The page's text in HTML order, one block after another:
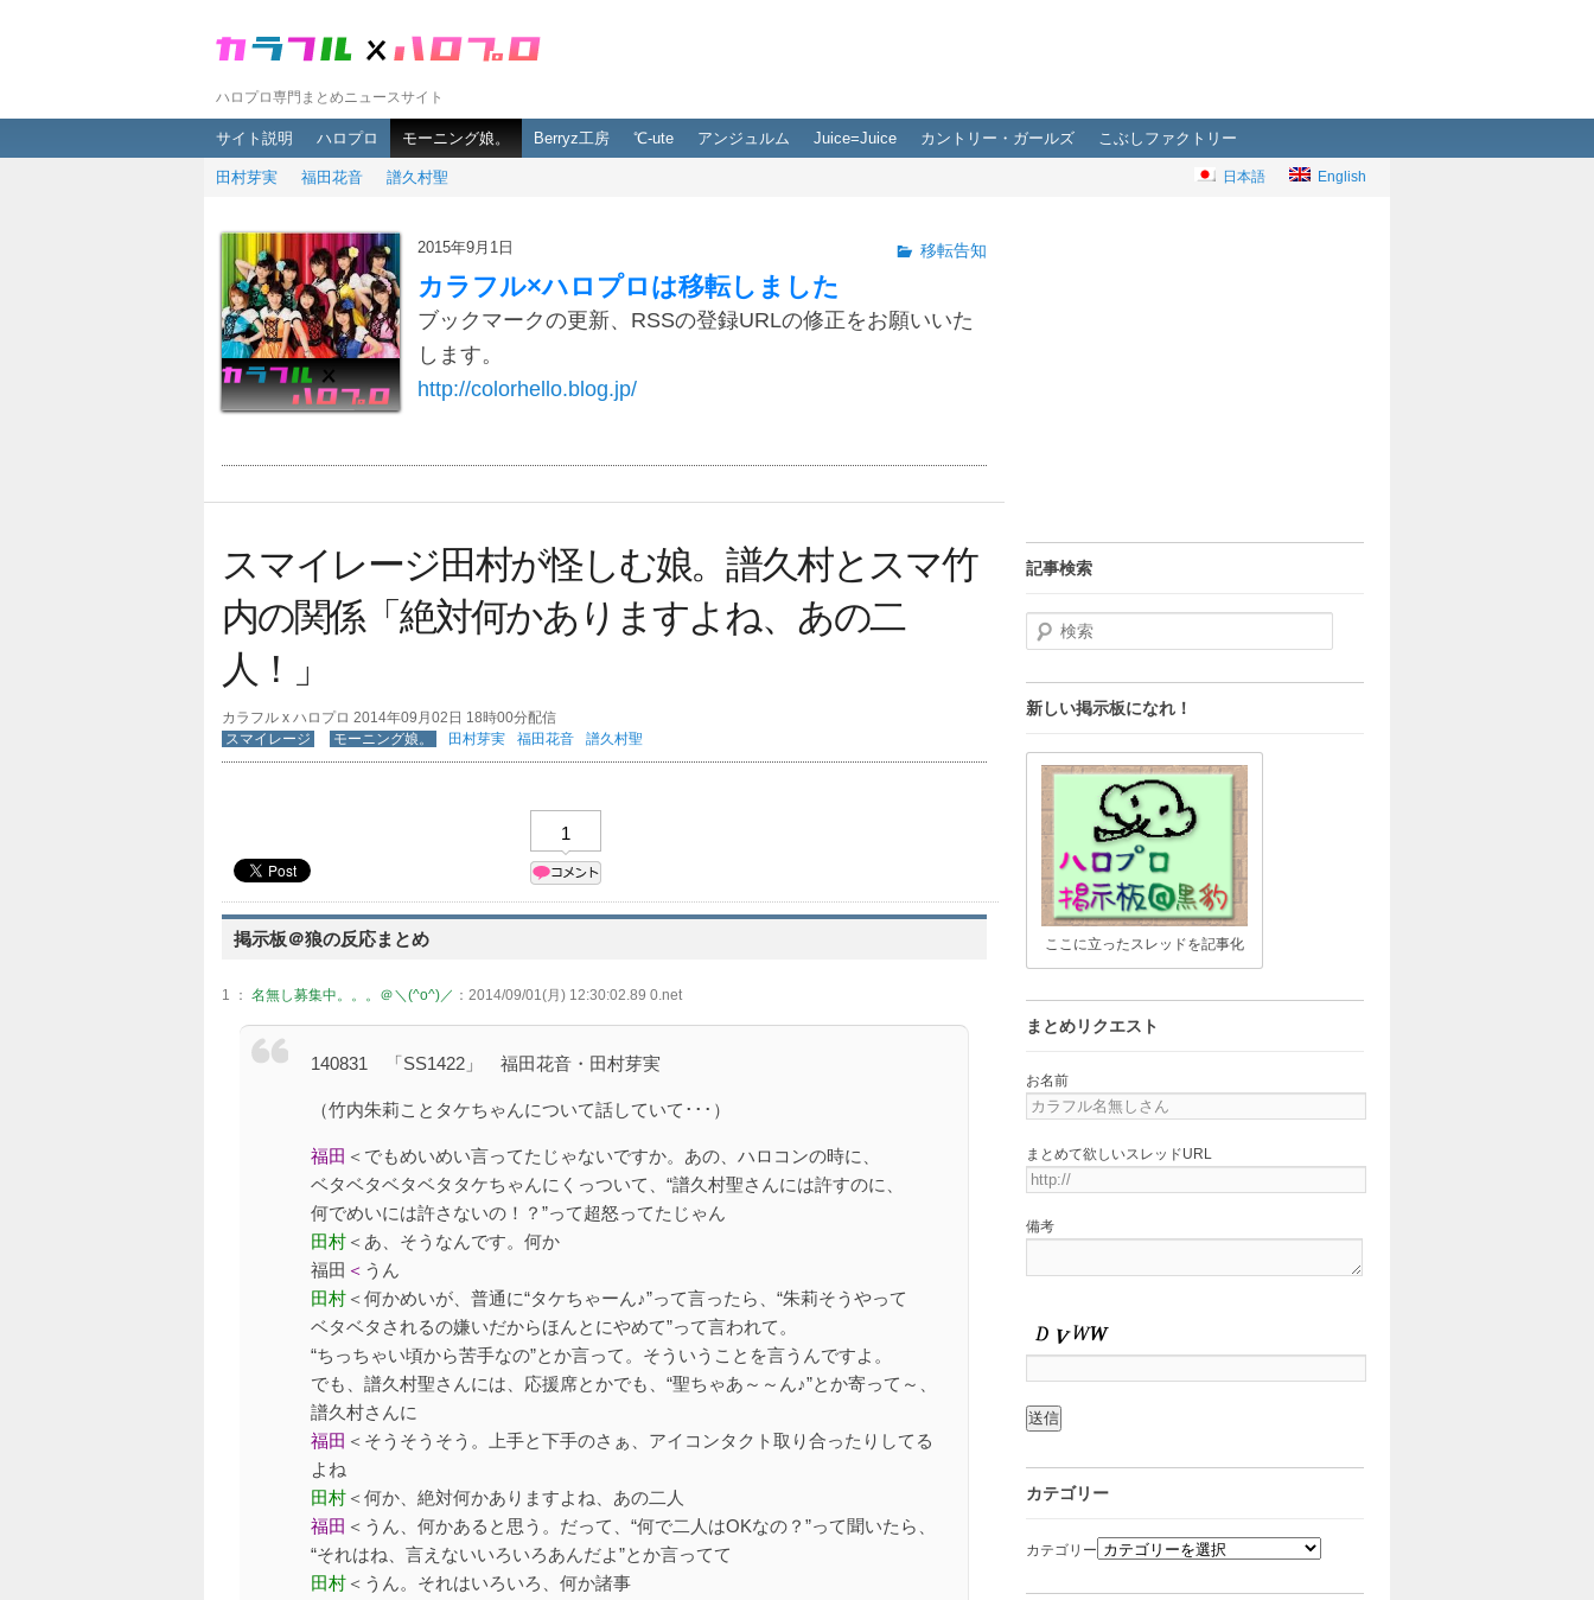
ハロプロ専門まとめニュースサイト
サイト説明 ハロプロ モーニング娘。 Berryz工房 ℃-ute アンジュルム Juice=Juice カントリー・ガールズ こぶしファクトリー
田村芽実 福田花音 譜久村聖 日本語 English
2015年9月1日 移転告知
カラフル×ハロプロは移転しました
ブックマークの更新、RSSの登録URLの修正をお願いいた
します。
http://colorhello.blog.jp/
スマイレージ田村が怪しむ娘。譜久村とスマ竹
内の関係「絶対何かありますよね、あの二
人！」
カラフル x ハロプロ 2014年09月02日 18時00分配信
スマイレージ
モーニング娘。 田村芽実 福田花音 譜久村聖
1
掲示板＠狼の反応まとめ
1 ： 名無し募集中。。。＠＼(^o^)／ ：2014/09/01(月) 12:30:02.89 0.net
140831 「SS1422」 福田花音・田村芽実
（竹内朱莉ことタケちゃんについて話していて･･･）
福田 ＜でもめいめい言ってたじゃないですか。あの、ハロコンの時に、
ベタベタベタベタタケちゃんにくっついて、“譜久村聖さんには許すのに、
何でめいには許さないの！？”って超怒ってたじゃん
田村 ＜あ、そうなんです。何か
福田 ＜ うん
田村 ＜何かめいが、普通に“タケちゃーん♪”って言ったら、“朱莉そうやって
ベタベタされるの嫌いだからほんとにやめて”って言われて。
“ちっちゃい頃から苦手なの”とか言って。そういうことを言うんですよ。
でも、譜久村聖さんには、応援席とかでも、“聖ちゃあ～～ん♪”とか寄って～、
譜久村さんに
福田 ＜そうそうそう。上手と下手のさぁ、アイコンタクト取り合ったりしてる
よね
田村 ＜何か、絶対何かありますよね、あの二人
福田 ＜うん、何かあると思う。だって、“何で二人はOKなの？”って聞いたら、
“それはね、言えないいろいろあんだよ”とか言ってて
田村 ＜うん。それはいろいろ、何か諸事
記事検索
検索
新しい掲示板になれ！
ここに立ったスレッドを記事化
まとめリクエスト
お名前
まとめて欲しいスレッドURL
備考
カテゴリー
カテゴリー